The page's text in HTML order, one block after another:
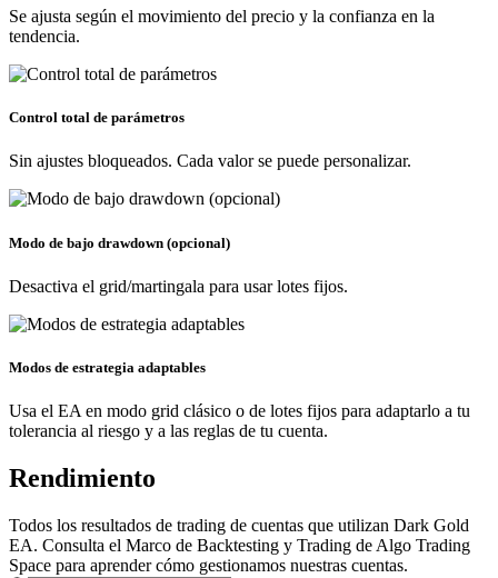
Se ajusta según el movimiento del precio y la confianza en la
tendencia.
Control total de parámetros
Sin ajustes bloqueados. Cada valor se puede personalizar.
Modo de bajo drawdown (opcional)
Desactiva el grid/martingala para usar lotes fijos.
Modos de estrategia adaptables
Usa el EA en modo grid clásico o de lotes fijos para adaptarlo a tu
tolerancia al riesgo y a las reglas de tu cuenta.
Rendimiento
Todos los resultados de trading de cuentas que utilizan Dark Gold
EA. Consulta el Marco de Backtesting y Trading de Algo Trading
Space para aprender cómo gestionamos nuestras cuentas.